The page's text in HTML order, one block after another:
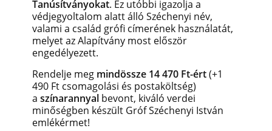
Tanúsítványokat. Ez utóbbi igazolja a
védjegyoltalom alatt álló Széchenyi név,
valami a család grófi címerének használatát,
melyet az Alapítvány most először
engedélyezett.
Rendelje meg mindössze 14 470 Ft-ért(+1
490 Ft csomagolási és postaköltség)
a színarannyal bevont, kiváló verdei
minőségben készült Gróf Széchenyi István
emlékérmet!